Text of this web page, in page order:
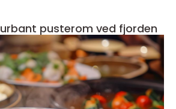
Badstue moss urbant pusterom ved fjorden